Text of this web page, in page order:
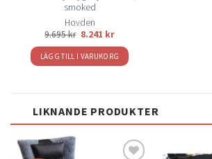
smoked
Hovden
9.695kr 8.241 kr
LÄGG TILL I VARUKORG
LIKNANDE PRODUKTER